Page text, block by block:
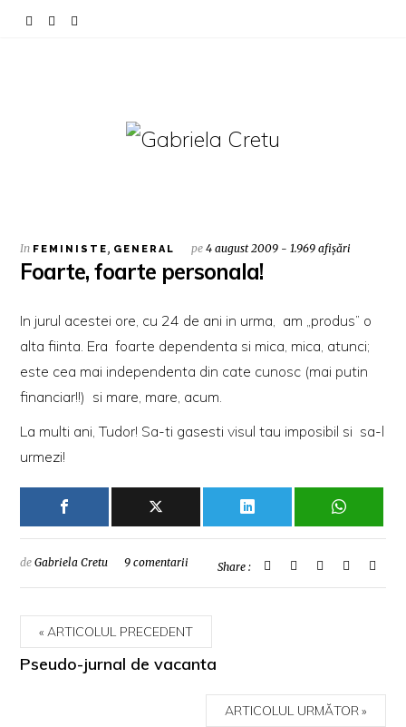
In FEMINISTE, GENERAL pe4 august 2009 - 1.969 afișări
Foarte, foarte personala!
In jurul acestei ore, cu 24 de ani in urma, am „produs” o
alta fiinta. Era foarte dependenta si mica, mica, atunci;
este cea mai independenta din cate cunosc (mai putin
financiar!!) si mare, mare, acum.
La multi ani, Tudor! Sa-ti gasestivisul tau imposibil si sa-l
urmezi!
deGabriela Cretu 9 comentarii Share :
ARTICOLUL PRECEDENT
Pseudo-jurnal de vacanta
ARTICOLUL URMĂTOR